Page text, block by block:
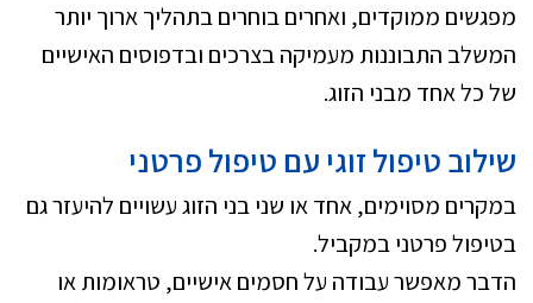
מפגשים ממוקדים, ואחרים בוחרים בתהליך ארוך יותר
המשלב התבוננות מעמיקה בצרכים ובדפוסים האישיים
של כל אחד מבני הזוג.
שילוב טיפול זוגי עם טיפול פרטני
במקרים מסוימים, אחד או שני בני הזוג עשויים להיעזר גם
בטיפול פרטני במקביל.
הדבר מאפשר עבודה על חסמים אישיים, טראומות או